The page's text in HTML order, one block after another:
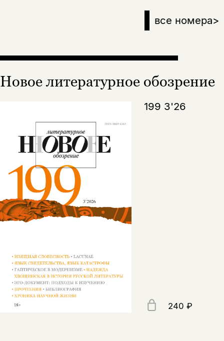
все номера>
Новое литературное обозрение
199 3'26
240 ₽